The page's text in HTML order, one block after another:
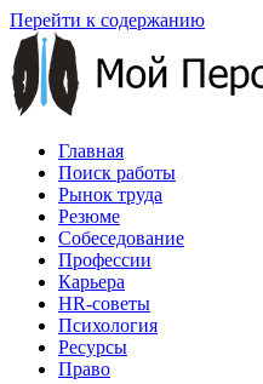
Перейти к содержанию
Главная
Поиск работы
Рынок труда
Резюме
Собеседование
Профессии
Карьера
HR-советы
Психология
Ресурсы
Право